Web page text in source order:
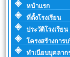
หน้าแรก
ที่ตั้งโรงเรียน
ประวัติโรงเรียน
โครงสร้างการ
ทำเนียบบุคลาก